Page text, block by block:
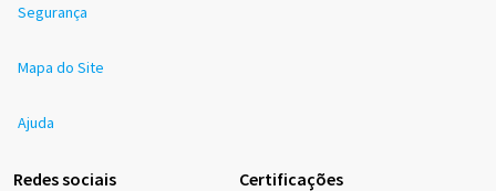
Segurança
Mapa do Site
Ajuda
Redes sociais Certificações